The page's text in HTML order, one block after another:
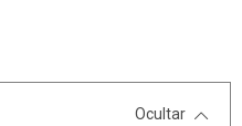
Ocultar